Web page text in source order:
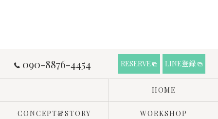
090-8876-4454 RESERVE LINE登録
HOME
CONCEPT&STORY WORKSHOP